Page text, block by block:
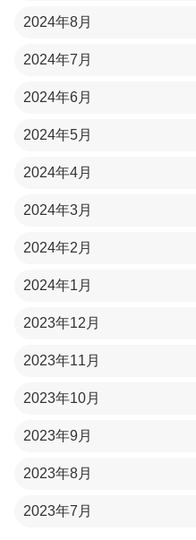
2024年8月
2024年7月
2024年6月
2024年5月
2024年4月
2024年3月
2024年2月
2024年1月
2023年12月
2023年11月
2023年10月
2023年9月
2023年8月
2023年7月